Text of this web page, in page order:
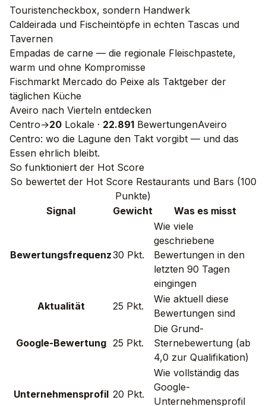
Touristencheckbox, sondern Handwerk
Caldeirada und Fischeintöpfe in echten Tascas und
Tavernen
Empadas de carne — die regionale Fleischpastete,
warm und ohne Kompromisse
Fischmarkt Mercado do Peixe als Taktgeber der
täglichen Küche
Aveiro nach Vierteln entdecken
Centro→20 Lokale · 22.891 BewertungenAveiro
Centro: wo die Lagune den Takt vorgibt — und das
Essen ehrlich bleibt.
So funktioniert der Hot Score
So bewertet der Hot Score Restaurants und Bars (100
Punkte)
Signal
Gewicht Was es misst
Bewertungsfrequenz30 Pkt.
Wie viele
geschriebene
Bewertungen in den
letzten 90 Tagen
eingingen
Aktualität
25 Pkt.
Wie aktuell diese
Bewertungen sind
Google-Bewertung 25 Pkt.
Die Grund-
Sternebewertung (ab
4,0 zur Qualifikation)
Unternehmensprofil 20 Pkt.
Wie vollständig das
Google-
Unternehmensprofil